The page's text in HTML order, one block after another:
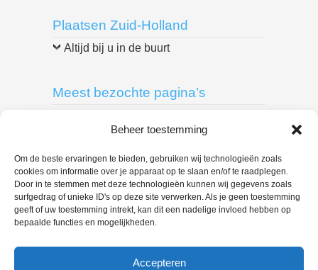
Beheer toestemming
Om de beste ervaringen te bieden, gebruiken wij technologieën zoals
cookies om informatie over je apparaat op te slaan en/of te raadplegen.
Door in te stemmen met deze technologieën kunnen wij gegevens zoals
surfgedrag of unieke ID's op deze site verwerken. Als je geen toestemming
geeft of uw toestemming intrekt, kan dit een nadelige invloed hebben op
bepaalde functies en mogelijkheden.
Accepteren
Plaatsen Zuid-Holland
Altijd bij u in de buurt
Meest bezochte pagina’s
Eindhoven|Leiden
Roosendaal
| Rotterdam| Spijkenisse|
Tilburg|
U bent hier:
– 088 444 7657 loodgietersbedrijf